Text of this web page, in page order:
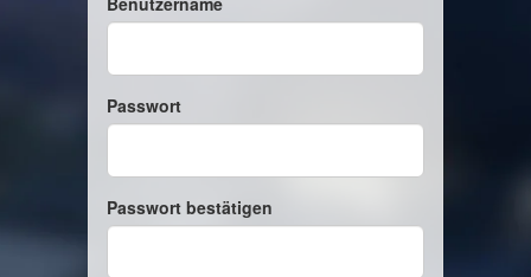
Passwort
Passwort bestätigen